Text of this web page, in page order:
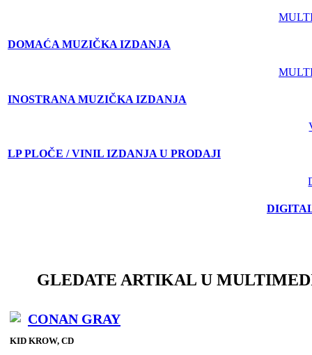
DOMAĆA MUZIČKA IZDANJA
INOSTRANA MUZIČKA IZDANJA
LP PLOČE / VINIL IZDANJA U PRODAJI
GLEDATE ARTIKAL U
CONAN GRAY
KID KROW, CD